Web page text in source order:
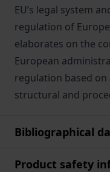
EU’s legal system
regulation of
elaborates on the
European
regulation based on
structural and
Bibliographical
Product safety